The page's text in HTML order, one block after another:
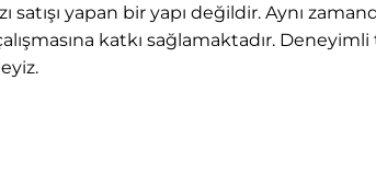
satışı yapan bir yapı değildir. Aynı
katkı sağlamaktadır.